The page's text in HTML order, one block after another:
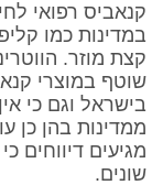
קנאביס רפואי
במדינות כמו
קצת מוזר.
שוטף במוצרי
בישראל וגם כי
ממדינות בהן כן
מגיעים דיווחים
שונים.